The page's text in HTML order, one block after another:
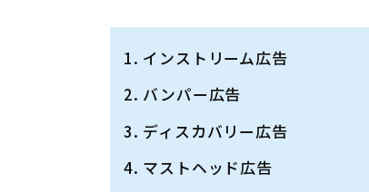
インストリーム広告
バンパー広告
ディスカバリー広告
マストヘッド広告